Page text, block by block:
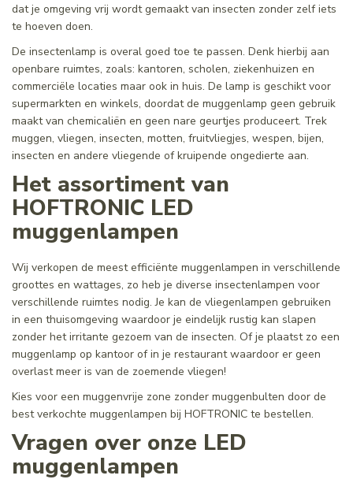
dat je omgeving vrij wordt gemaakt van insecten zonder zelf iets
te hoeven doen.
De insectenlamp is overal goed toe te passen. Denk hierbij aan
openbare ruimtes, zoals: kantoren, scholen, ziekenhuizen en
commerciële locaties maar ook in huis. De lamp is geschikt voor
supermarkten en winkels, doordat de muggenlamp geen gebruik
maakt van chemicaliën en geen nare geurtjes produceert. Trek
muggen, vliegen, insecten, motten, fruitvliegjes, wespen, bijen,
insecten en andere vliegende of kruipende ongedierte aan.
Het assortiment van
HOFTRONIC LED
muggenlampen
Wij verkopen de meest efficiënte muggenlampen in verschillende
groottes en wattages, zo heb je diverse insectenlampen voor
verschillende ruimtes nodig. Je kan de vliegenlampen gebruiken
in een thuisomgeving waardoor je eindelijk rustig kan slapen
zonder het irritante gezoem van de insecten. Of je plaatst zo een
muggenlamp op kantoor of in je restaurant waardoor er geen
overlast meer is van de zoemende vliegen!
Kies voor een muggenvrije zone zonder muggenbulten door de
best verkochte muggenlampen bij HOFTRONIC te bestellen.
Vragen over onze LED
muggenlampen